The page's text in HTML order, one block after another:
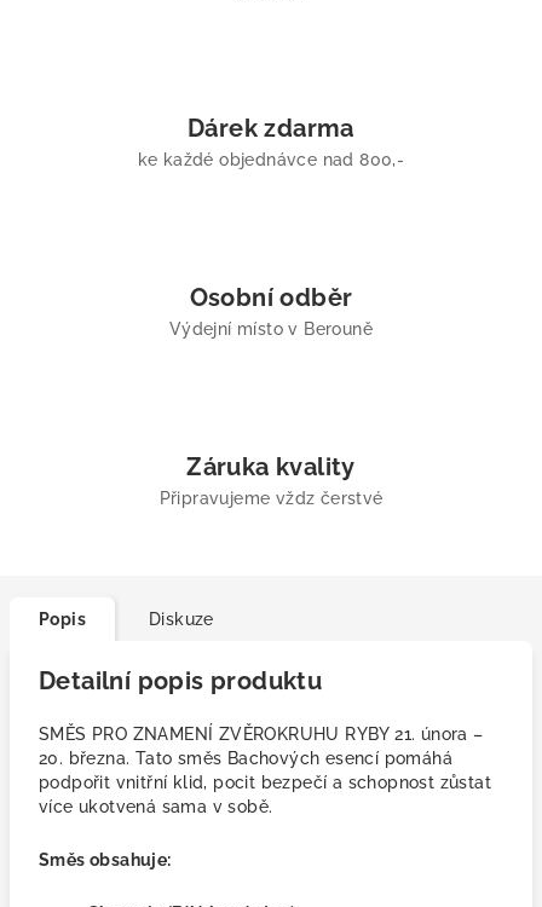
Dárek zdarma
ke každé objednávce nad 800,-
Osobní odběr
Výdejní místo v Berouně
Záruka kvality
Připravujeme vždz čerstvé
Popis Diskuze
Detailní popis produktu
SMĚS PRO ZNAMENÍ ZVĚROKRUHU RYBY 21. února –
20. března. Tato směs Bachových esencí pomáhá
podpořit vnitřní klid, pocit bezpečí a schopnost zůstat
více ukotvená sama v sobě.
Směs obsahuje: